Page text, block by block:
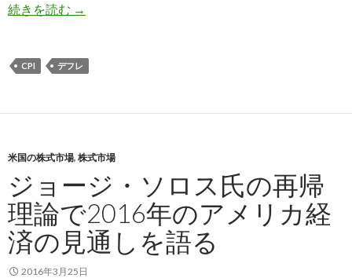
続きを読む 2016年、日本がデフレ脱却できない理由は消費
→
CPI デフレ
米国の株式市場, 株式市場
ジョージ・ソロス氏の再帰
理論で2016年のアメリカ経
済の見通しを語る
2016年3月25日